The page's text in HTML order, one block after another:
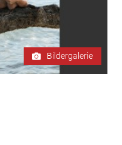
Bildergalerie